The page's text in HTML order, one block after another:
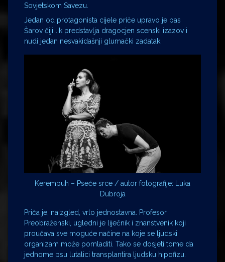
Sovjetskom Savezu.
Jedan od protagonista cijele priče upravo je pas
Šarov čiji lik predstavlja dragocjen scenski izazov i
nudi jedan nesvakidašnji glumački zadatak.
Kerempuh – Pseće srce / autor fotografije: Luka
Dubroja
Priča je, naizgled, vrlo jednostavna. Profesor
Preobraženski, ugledni je liječnik i znanstvenik koji
proučava sve moguće načine na koje se ljudski
organizam može pomladiti. Tako se dosjeti tome da
jednome psu lutalici transplantira ljudsku hipofizu.